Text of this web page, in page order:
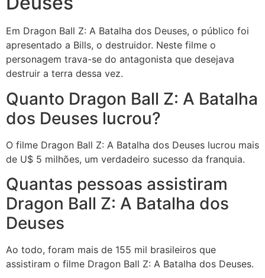
Em Dragon Ball Z: A Batalha dos Deuses, o público foi
apresentado a Bills, o destruidor. Neste filme o
personagem trava-se do antagonista que desejava
destruir a terra dessa vez.
Quanto Dragon Ball Z: A Batalha
dos Deuses lucrou?
O filme Dragon Ball Z: A Batalha dos Deuses lucrou mais
de U$ 5 milhões, um verdadeiro sucesso da franquia.
Quantas pessoas assistiram
Dragon Ball Z: A Batalha dos
Deuses
Ao todo, foram mais de 155 mil brasileiros que
assistiram o filme Dragon Ball Z: A Batalha dos Deuses.